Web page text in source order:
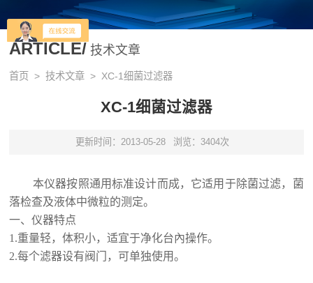
ARTICLE/ 技术文章
首页 >技术文章 > XC-1细菌过滤器
XC-1细菌过滤器
更新时间：2013-05-28 浏览：3404次
本仪器按照通用标准设计而成，它适用于除菌过滤，菌
落检查及液体中微粒的测定。
一、仪器特点
1.重量轻，体积小，适宜于净化台內操作。
2.每个滤器设有阀门，可单独使用。